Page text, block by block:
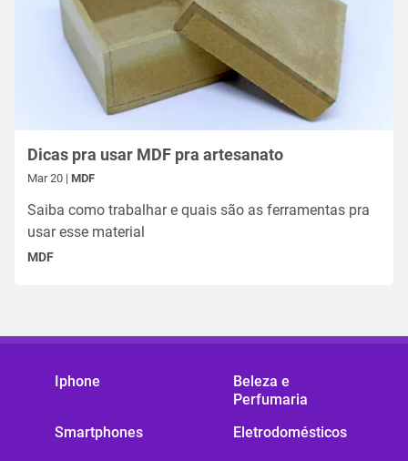
Dicas pra usar MDF pra artesanato
Mar 20 | MDF
Saiba como trabalhar e quais são as ferramentas pra
usar esse material
MDF
Iphone
Smartphones
Beleza e
Perfumaria
Eletrodomésticos